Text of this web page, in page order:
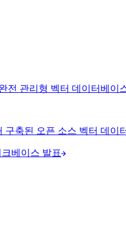
전 관리형 벡터 데이터베이
구축된 오픈 소스 벡터 데이
베이스 발표